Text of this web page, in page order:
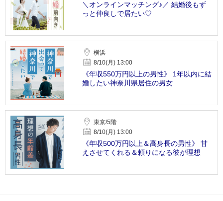
＼オンラインマッチング♪／ 結婚後もず
っと仲良しで居たい♡
横浜
8/10(月) 13:00
《年収550万円以上の男性》 1年以内に結
婚したい神奈川県居住の男女
東京/5階
8/10(月) 13:00
《年収500万円以上＆高身長の男性》 甘
えさせてくれる＆頼りになる彼が理想